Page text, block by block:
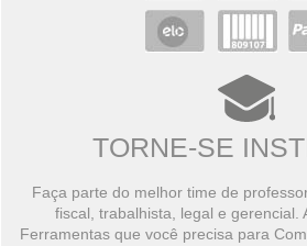
TORNE-SE
Faça parte do melhor time de
fiscal, trabalhista, legal e gerencial.
Ferramentas que você precisa para